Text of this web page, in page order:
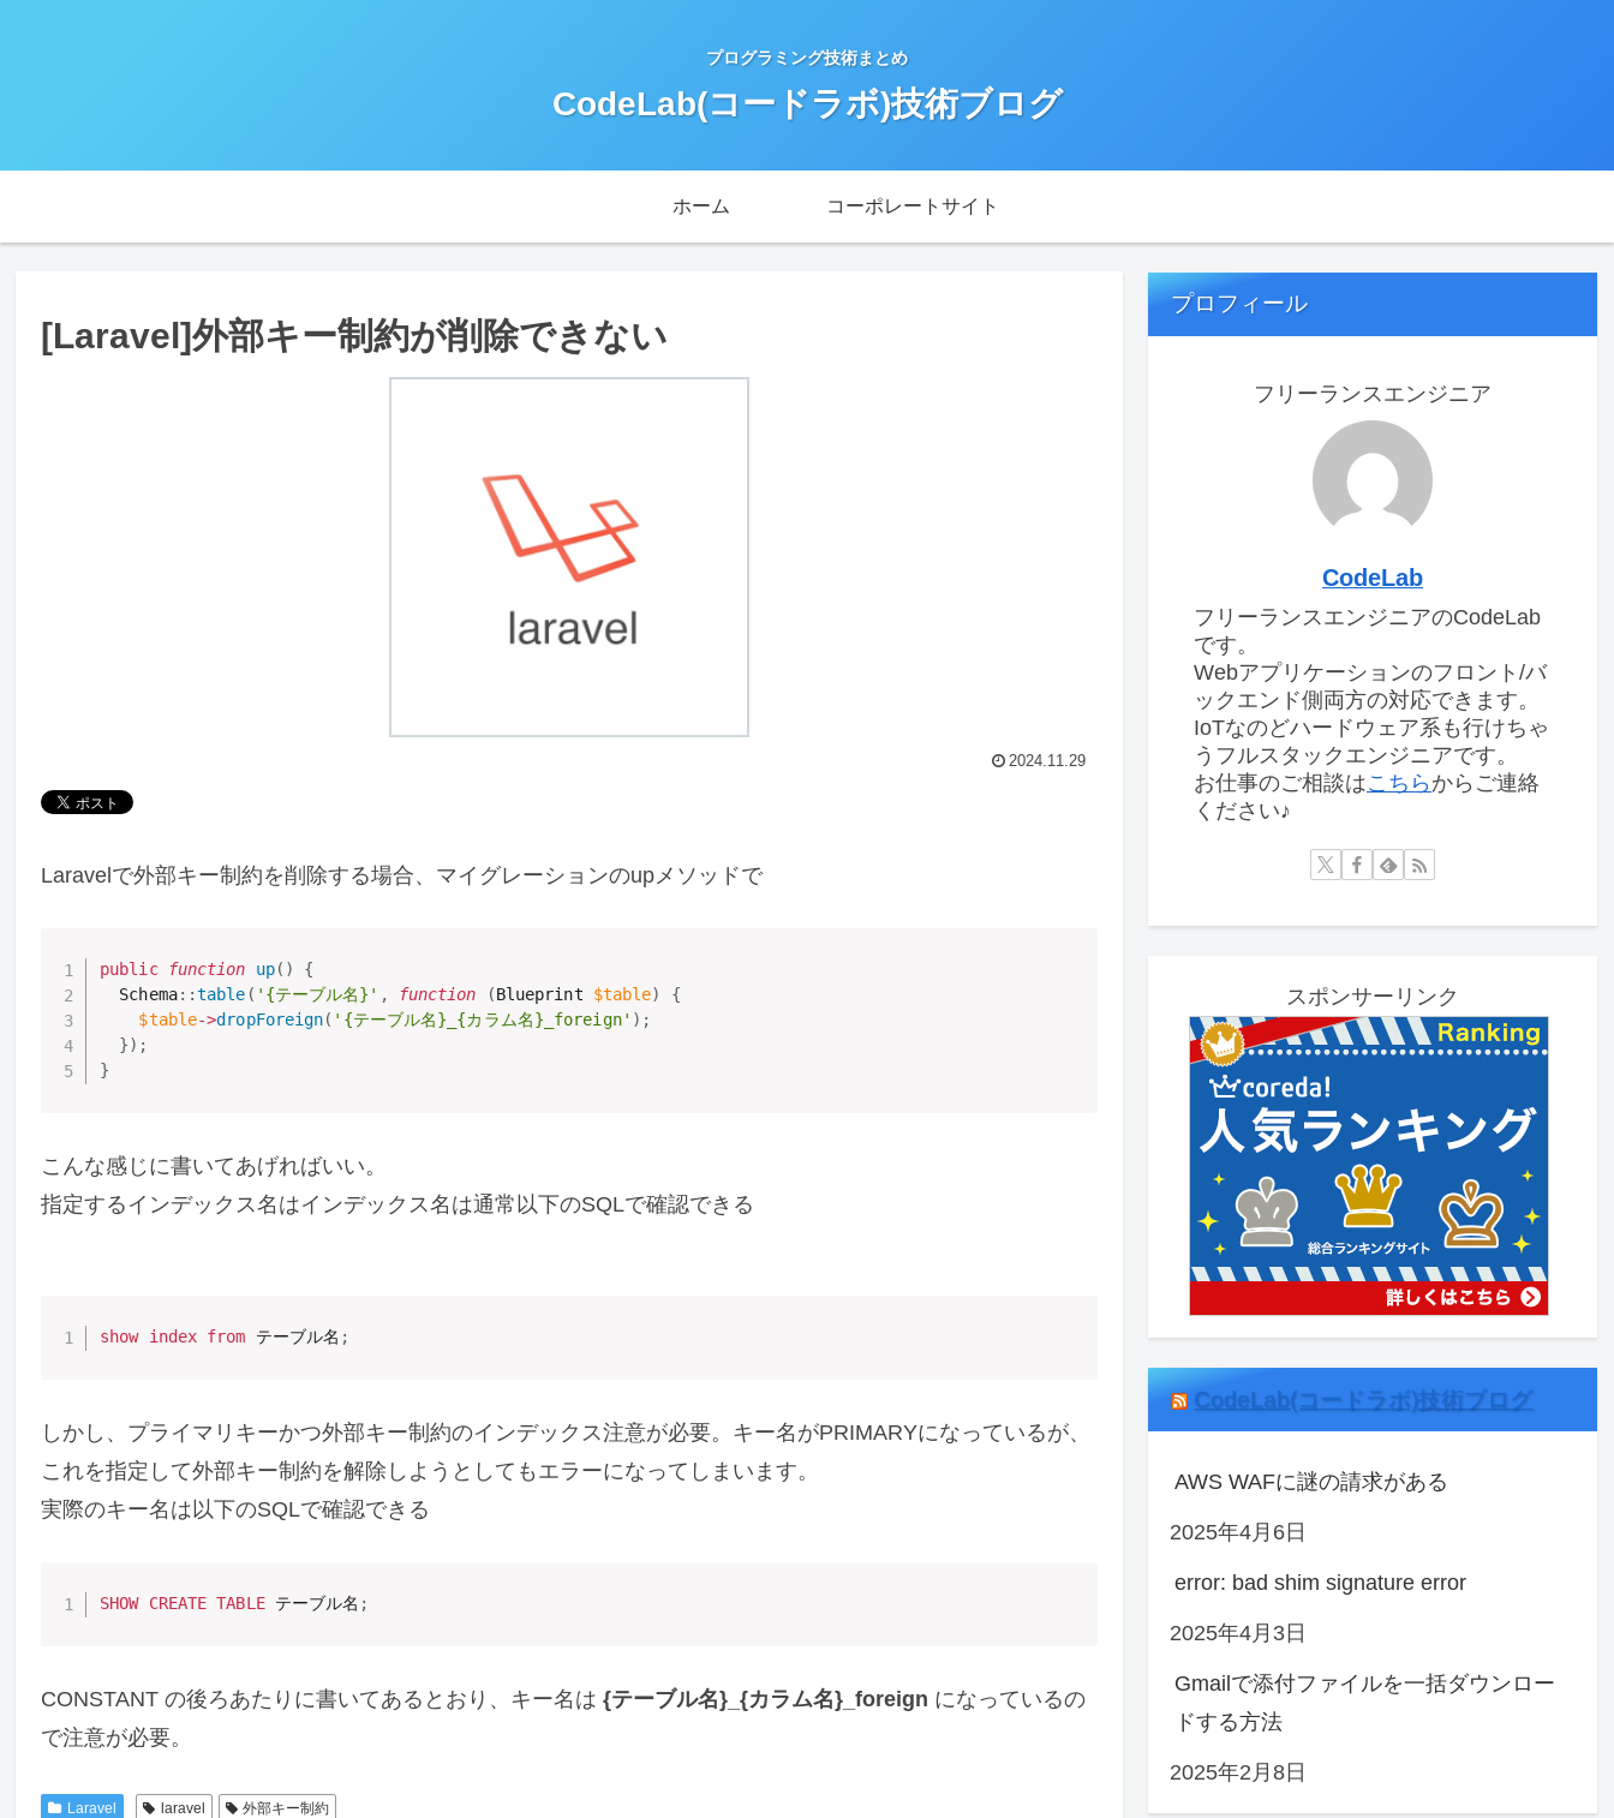
プログラミング技術まとめ
CodeLab(コードラボ)技術ブログ
ホーム コーポレートサイト
[Laravel]外部キー制約が削除できない
2024.11.29
Laravelで外部キー制約を削除する場合、マイグレーションのupメソッドで
public function up( )
{
  Schema
: :table ( '{テーブル名}' , function (Blueprint $table)
{
$table->dropForeign( '{テーブル名}_{カラム名}_foreign' ) ;
}) ;
}
こんな感じに書いてあげればいい。
指定するインデックス名はインデックス名は通常以下のSQLで確認できる
show index from テーブル名 ;
しかし、プライマリキーかつ外部キー制約のインデックス注意が必要。キー名がPRIMARYになっているが、
これを指定して外部キー制約を解除しようとしてもエラーになってしまいます。
実際のキー名は以下のSQLで確認できる
SHOW CREATE TABLE テーブル名 ;
CONSTANT の後ろあたりに書いてあるとおり、キー名は {テーブル名}_{カラム名}_foreign になっているの
で注意が必要。
Laravel laravel 外部キー制約
プロフィール
フリーランスエンジニア
CodeLab
フリーランスエンジニアのCodeLab
です。
Webアプリケーションのフロント/バ
ックエンド側両方の対応できます。
IoTなのどハードウェア系も行けちゃ
うフルスタックエンジニアです。
お仕事のご相談はこちら からご連絡
ください♪
スポンサーリンク
CodeLab(コードラボ)技術ブログ
AWS WAFに謎の請求がある
2025年4月6日
error: bad shim signature error
2025年4月3日
Gmailで添付ファイルを一括ダウンロー
ドする方法
2025年2月8日